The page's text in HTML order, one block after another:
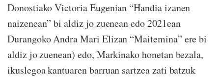
Donostiako Victoria Eugenian “Handia izanen
naizenean” bi aldiz jo zuenean edo 2021ean
Durangoko Andra Mari Elizan “Maitemina” ere bi
aldiz jo zuenean) edo, Markinako honetan bezala,
ikuslegoa kantuaren barruan sartzea zati batzuk